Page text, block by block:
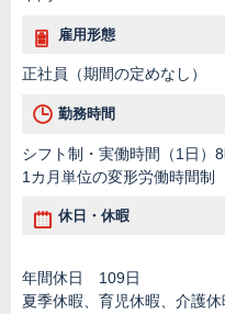
雇用形態
正社員（期間の定めなし）
勤務時間
シフト制・実働時間（1日）
1カ月単位の変形労働時間制
休日・休暇
年間休日 109日
夏季休暇、育児休暇、介護